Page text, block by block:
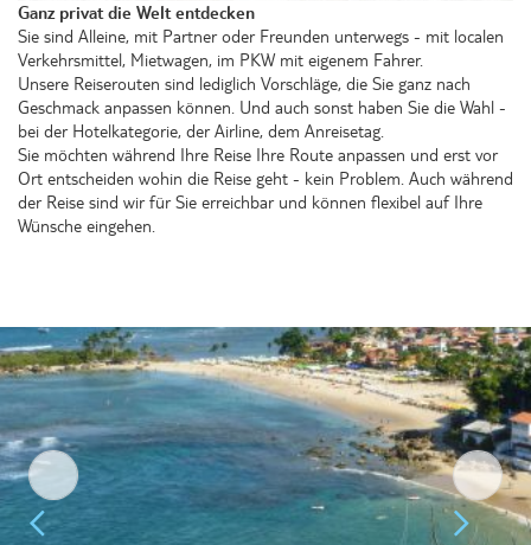
Ganz privat die Welt entdecken
Sie sind Alleine, mit Partner oder Freunden unterwegs - mit localen
Verkehrsmittel, Mietwagen, im PKW mit eigenem Fahrer.
Unsere Reiserouten sind lediglich Vorschläge, die Sie ganz nach
Geschmack anpassen können. Und auch sonst haben Sie die Wahl -
bei der Hotelkategorie, der Airline, dem Anreisetag.
Sie möchten während Ihre Reise Ihre Route anpassen und erst vor
Ort entscheiden wohin die Reise geht - kein Problem. Auch während
der Reise sind wir für Sie erreichbar und können flexibel auf Ihre
Wünsche eingehen.